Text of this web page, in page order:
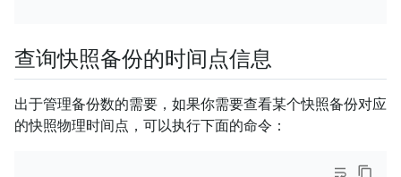
查询快照备份的时间点信息
出于管理备份数的需要，如果你需要查看某个快照备份对应
的快照物理时间点，可以执行下面的命令：